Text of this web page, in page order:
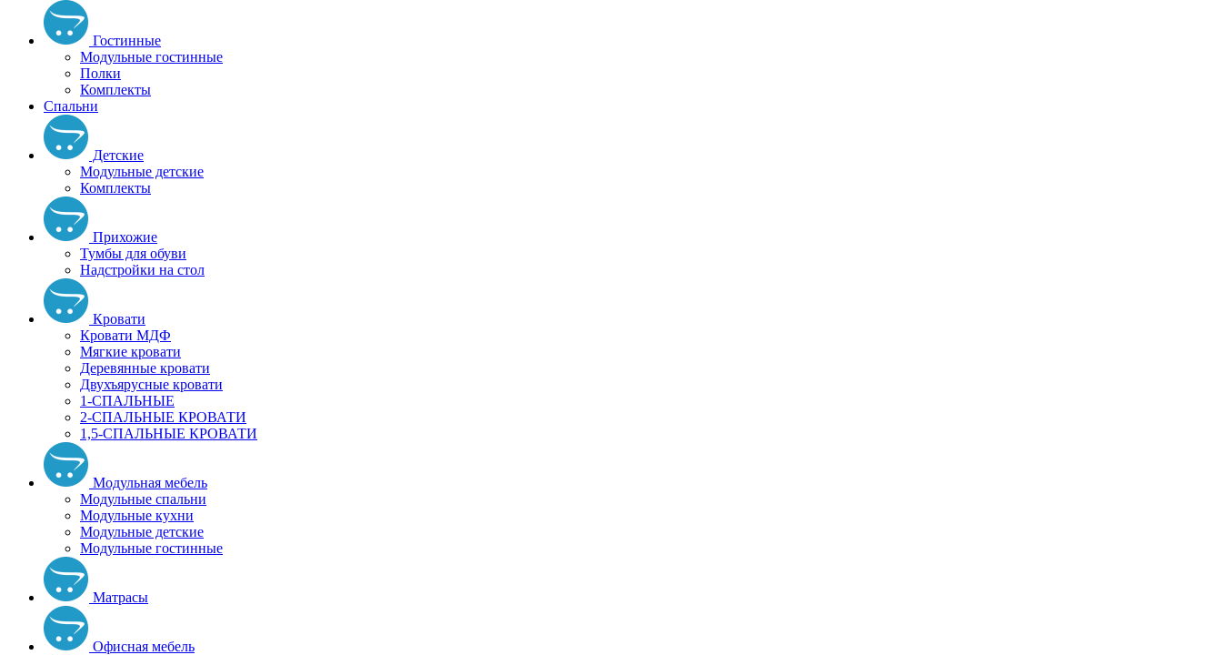
Гостинные
Модульные гостинные
Полки
Комплекты
Спальни
Детские
Модульные детские
Комплекты
Прихожие
Тумбы для обуви
Надстройки на стол
Кровати
Кровати МДФ
Мягкие кровати
Деревянные кровати
Двухъярусные кровати
1-СПАЛЬНЫЕ
2-СПАЛЬНЫЕ КРОВАТИ
1,5-СПАЛЬНЫЕ КРОВАТИ
Модульная мебель
Модульные спальни
Модульные кухни
Модульные детские
Модульные гостинные
Матрасы
Офисная мебель